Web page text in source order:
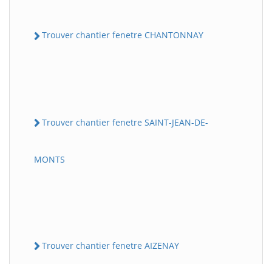
Trouver chantier fenetre CHANTONNAY
Trouver chantier fenetre SAINT-JEAN-DE-
MONTS
Trouver chantier fenetre AIZENAY